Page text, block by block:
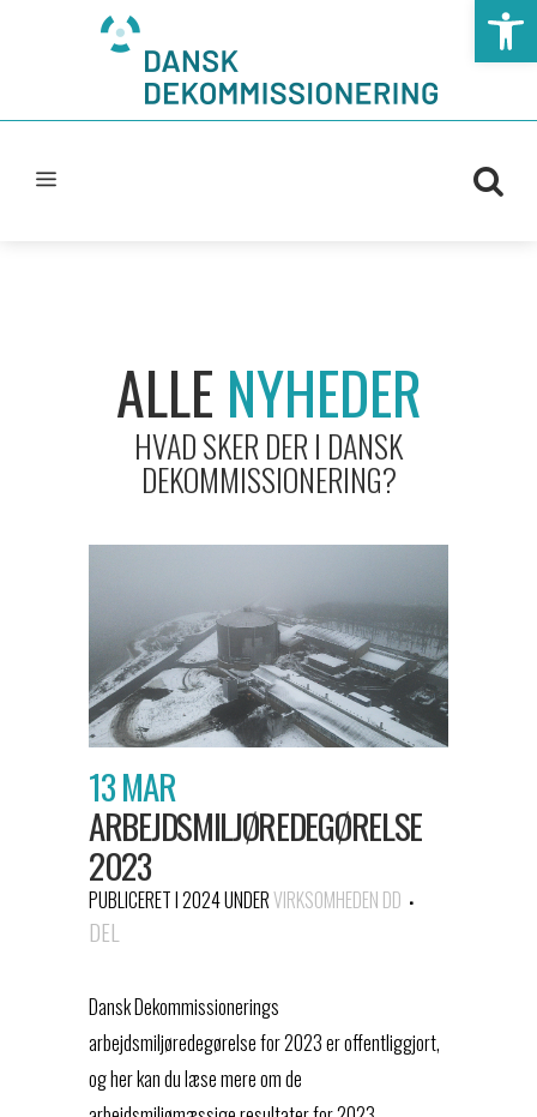
ALLE NYHEDER
HVAD SKER DER I DANSK
DEKOMMISSIONERING?
13 MAR
ARBEJDSMILJØREDEGØRELSE
2023
PUBLICERET I 2024UNDERVIRKSOMHEDEN DD
DEL
Dansk Dekommissionerings
arbejdsmiljøredegørelse for 2023 er offentliggjort,
og her kan du læse mere om de